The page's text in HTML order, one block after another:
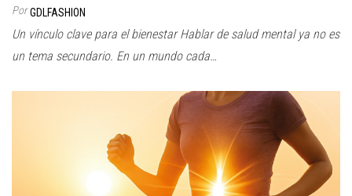
Por GDLFASHION
Un vínculo clave para el bienestar Hablar de salud mental ya no es
un tema secundario. En un mundo cada…